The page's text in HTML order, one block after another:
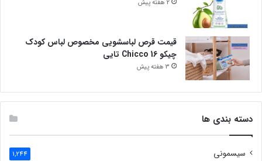
2 هفته پیش
قیمت قرص لباسشویی مخصوص لباس کودک
چیکو Chicco 16 تایی
3 هفته پیش
دسته بندی ها
سیسمونی 1,244